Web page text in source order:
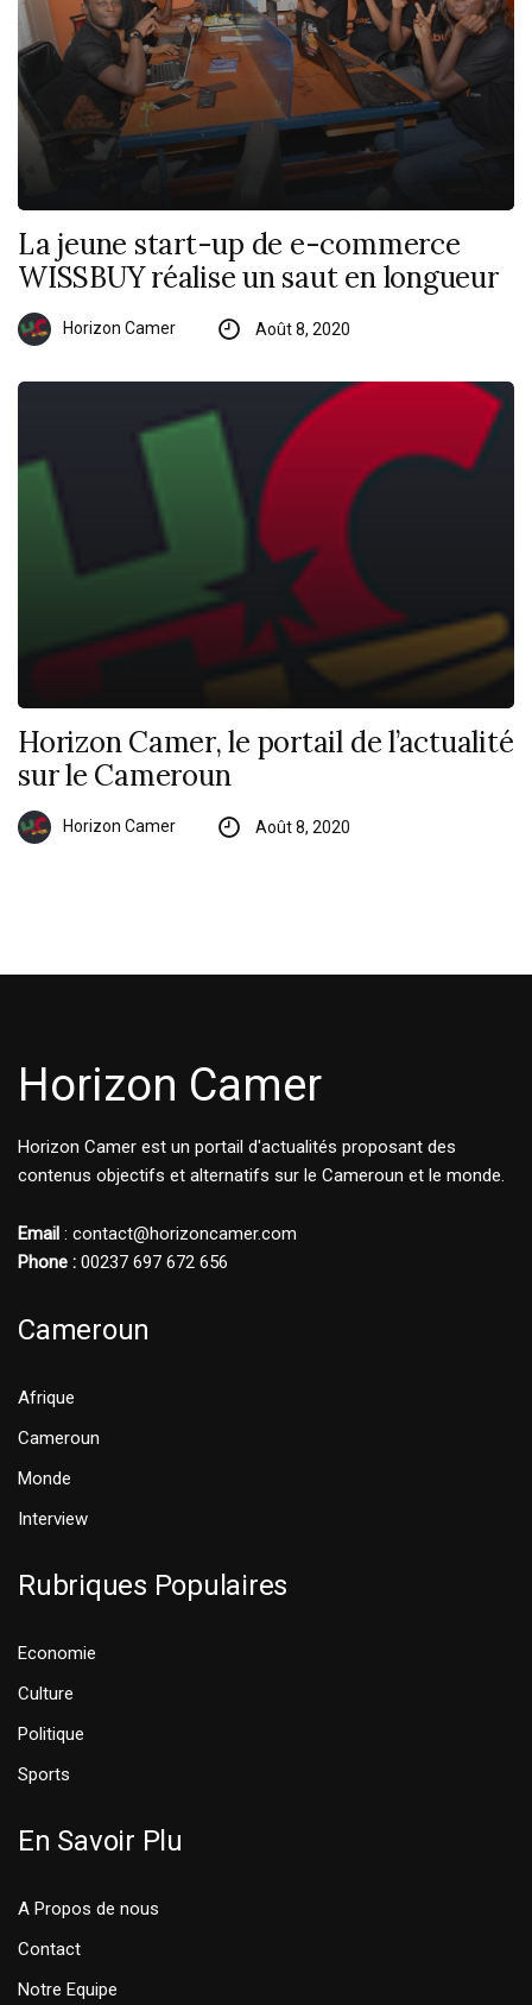
La jeune start-up de e-commerce
WISSBUY réalise un saut en longueur
Horizon Camer Août 8, 2020
Horizon Camer, le portail de l’actualité
sur le Cameroun
Horizon Camer Août 8, 2020
Horizon Camer
Horizon Camer est un portail d'actualités proposant des
contenus objectifs et alternatifs sur le Cameroun et le monde.
Email : contact@horizoncamer.com
Phone : 00237 697 672 656
Cameroun
Afrique
Cameroun
Monde
Interview
Rubriques Populaires
Economie
Culture
Politique
Sports
En Savoir Plu
A Propos de nous
Contact
Notre Equipe